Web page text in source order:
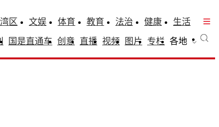
区 文娱 体育 教育 法治 健康
生活
国是直通车 创意 直播 视频 图片 专栏 各地